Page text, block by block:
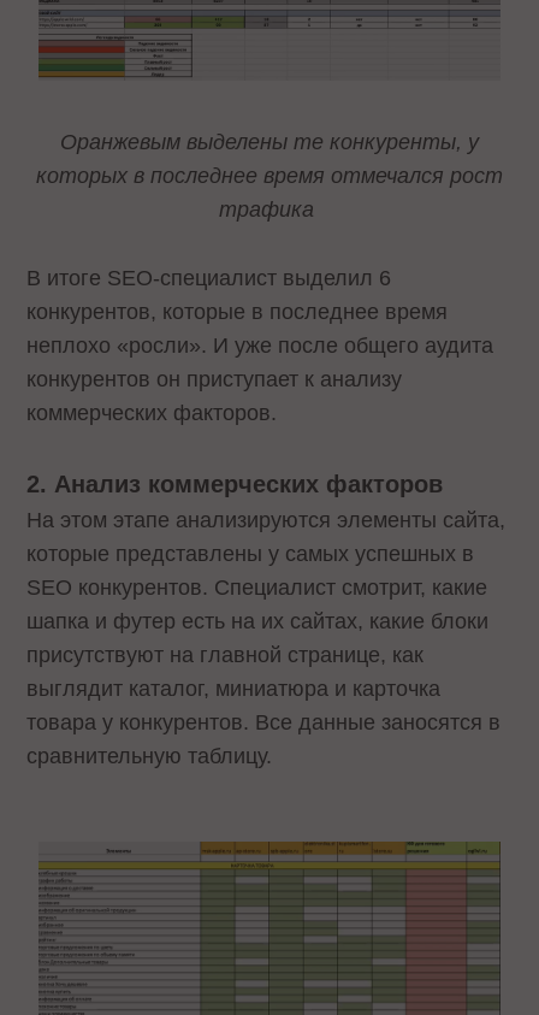
Оранжевым выделены те конкуренты, у
которых в последнее время отмечался рост
трафика
В итоге SEO-специалист выделил 6
конкурентов, которые в последнее время
неплохо «росли». И уже после общего аудита
конкурентов он приступает к анализу
коммерческих факторов.
2. Анализ коммерческих факторов
На этом этапе анализируются элементы сайта,
которые представлены у самых успешных в
SEO конкурентов. Специалист смотрит, какие
шапка и футер есть на их сайтах, какие блоки
присутствуют на главной странице, как
выглядит каталог, миниатюра и карточка
товара у конкурентов. Все данные заносятся в
сравнительную таблицу.